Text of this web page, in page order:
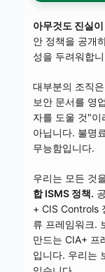
아무것도 진실
안 정책을 공개
성을 두려워합
대부분의 조직
보안 문서를 영
자를 도울 것"이
아닙니다. 불명
무능함입니다.
우리는 모든 것
합 ISMS 정책.
+ CIS Controls
류 프레임워크.
만드는 CIA+ 프
입니다. 우리는